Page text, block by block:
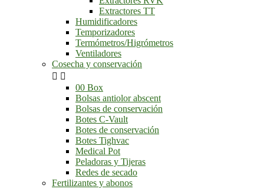
Extractores TT
Humidificadores
Temporizadores
Termómetros/Higrómetros
Ventiladores
Cosecha y conservación
 
00 Box
Bolsas antiolor abscent
Bolsas de conservación
Botes C-Vault
Botes de conservación
Botes Tighvac
Medical Pot
Peladoras y Tijeras
Redes de secado
Fertilizantes y abonos